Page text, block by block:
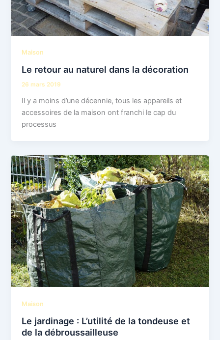
Maison
Le retour au naturel dans la décoration
26 mars 2019
Il y a moins d’une décennie, tous les appareils et
accessoires de la maison ont franchi le cap du
processus
Maison
Le jardinage : L’utilité de la tondeuse et
de la débroussailleuse